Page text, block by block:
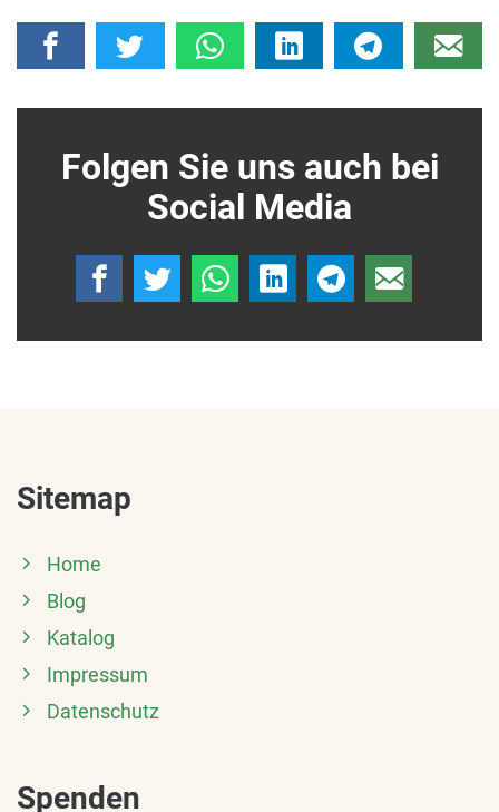
Folgen Sie uns auch bei
Social Media
Sitemap
Home
Blog
Katalog
Impressum
Datenschutz
Spenden